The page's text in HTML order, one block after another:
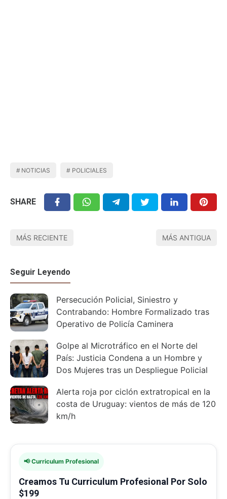
NOTICIAS POLICIALES
SHARE
MÁS RECIENTE MÁS ANTIGUA
Seguir Leyendo
Persecución Policial, Siniestro y
Contrabando: Hombre Formalizado tras
Operativo de Policía Caminera
Golpe al Microtráfico en el Norte del
País: Justicia Condena a un Hombre y
Dos Mujeres tras un Despliegue Policial
Alerta roja por ciclón extratropical en la
costa de Uruguay: vientos de más de 120
km/h
📢 Curriculum Profesional
Creamos Tu Curriculum Profesional Por Solo
$199